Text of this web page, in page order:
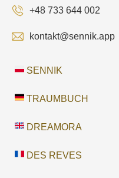
+48 733 644 002
kontakt@sennik.app
SENNIK
TRAUMBUCH
DREAMORA
DES REVES